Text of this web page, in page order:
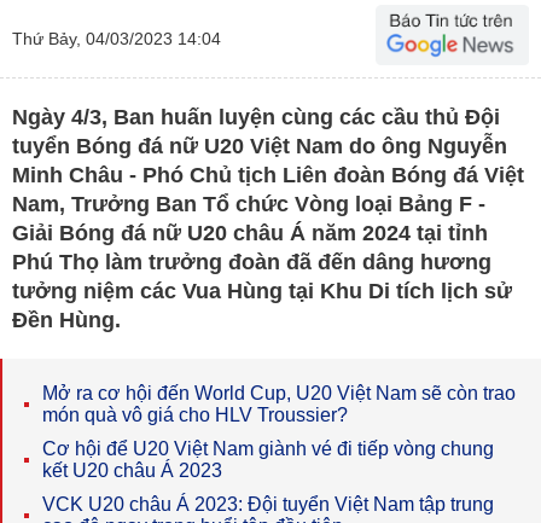
Thứ Bảy, 04/03/2023 14:04
Ngày 4/3, Ban huấn luyện cùng các cầu thủ Đội
tuyển Bóng đá nữ U20 Việt Nam do ông Nguyễn
Minh Châu - Phó Chủ tịch Liên đoàn Bóng đá Việt
Nam, Trưởng Ban Tổ chức Vòng loại Bảng F -
Giải Bóng đá nữ U20 châu Á năm 2024 tại tỉnh
Phú Thọ làm trưởng đoàn đã đến dâng hương
tưởng niệm các Vua Hùng tại Khu Di tích lịch sử
Đền Hùng.
Mở ra cơ hội đến World Cup, U20 Việt Nam sẽ còn trao
món quà vô giá cho HLV Troussier?
Cơ hội để U20 Việt Nam giành vé đi tiếp vòng chung
kết U20 châu Á 2023
VCK U20 châu Á 2023: Đội tuyển Việt Nam tập trung